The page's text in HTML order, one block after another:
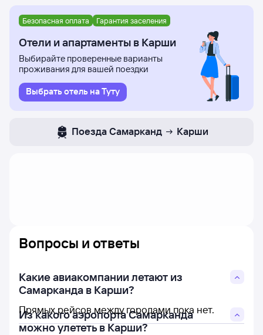
Безопасная оплата Гарантия заселения
Отели и апартаменты в Карши
Выбирайте проверенные варианты
проживания для вашей поездки
Выбрать отель на Туту
Поезда Самарканд Карши
Вопросы и ответы
Какие авиакомпании летают из
Самарканда в Карши?
Прямых рейсов между городами пока нет.
Из какого аэропорта Самарканда
можно улететь в Карши?